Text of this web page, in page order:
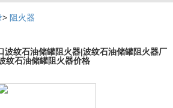
> 阻火器
波纹石油储罐阻火器|波纹石油储罐阻火器厂
纹石油储罐阻火器价格